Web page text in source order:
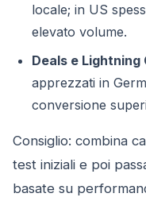
locale; in US
elevato volume.
Deals e Lightning
apprezzati in
conversione
Consiglio: combina
test iniziali e poi
basate su